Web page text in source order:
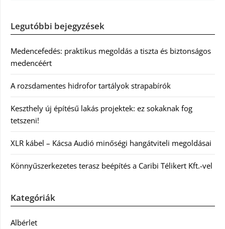
Legutóbbi bejegyzések
Medencefedés: praktikus megoldás a tiszta és biztonságos
medencéért
A rozsdamentes hidrofor tartályok strapabírók
Keszthely új építésű lakás projektek: ez sokaknak fog
tetszeni!
XLR kábel – Kácsa Audió minőségi hangátviteli megoldásai
Könnyűszerkezetes terasz beépítés a Caribi Télikert Kft.-vel
Kategóriák
Albérlet